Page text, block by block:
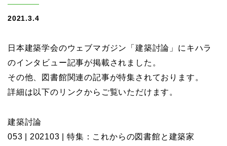
2021.3.4
日本建築学会のウェブマガジン「建築討論」にキハラ
のインタビュー記事が掲載されました。
その他、図書館関連の記事が特集されております。
詳細は以下のリンクからご覧いただけます。
建築討論
053 | 202103 | 特集：これからの図書館と建築家